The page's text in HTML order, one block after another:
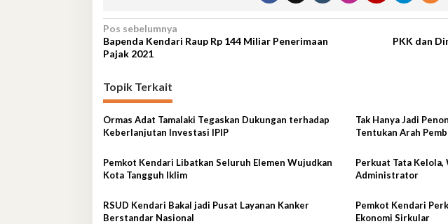
Navigasi
pos
Pos sebelumnya
Bapenda Kendari Raup Rp 144 Miliar Penerimaan
Pajak 2021
PKK dan
Topik Terkait
Ormas Adat Tamalaki Tegaskan Dukungan terhadap
Keberlanjutan Investasi IPIP
Tak Hanya Jadi
Tentukan Arah
Pemkot Kendari Libatkan Seluruh Elemen Wujudkan
Kota Tangguh Iklim
Perkuat Tata Kelola,
Administrator
RSUD Kendari Bakal jadi Pusat Layanan Kanker
Berstandar Nasional
Pemkot Kendari
Ekonomi Sirkular